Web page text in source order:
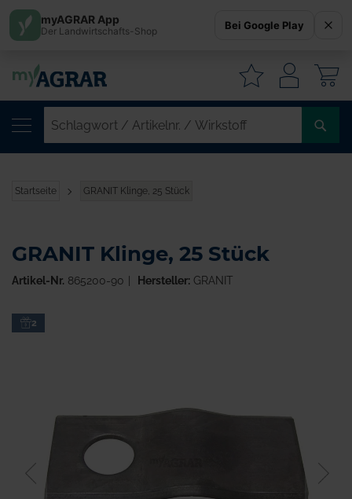
Startseite GRANIT Klinge, 25 Stück
Zum2
GRANIT Klinge, 25 Stück
Artikel-Nr. 865200-90 Hersteller:GRANIT
myAGRAR App
Der Landwirtschafts-Shop Bei Google Play